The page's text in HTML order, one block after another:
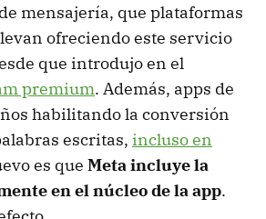
mensajería, que plataformas
ofreciendo este servicio
que introdujo en el
premium. Además, apps de
habilitando la conversión
escritas, incluso en
es que Meta incluye la
en el núcleo de la app.